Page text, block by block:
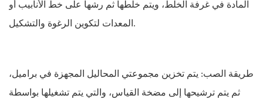
المادة في غرفة الخلط، ويتم خلطها ثم رشها على خط الأنابيب أو
المعدات لتكوين الرغوة والتشكيل.
طريقة الصب: يتم تخزين مجموعتي المحاليل المجهزة في براميل،
ثم يتم ترشيحها إلى مضخة القياس، والتي يتم تشغيلها بواسطة